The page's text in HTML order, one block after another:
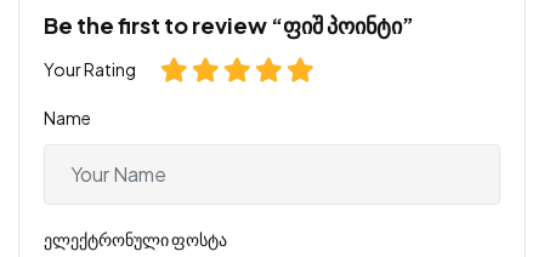
Be the first to review “ფიშ პოინტი”
Your Rating
Name
ელექტრონული ფოსტა